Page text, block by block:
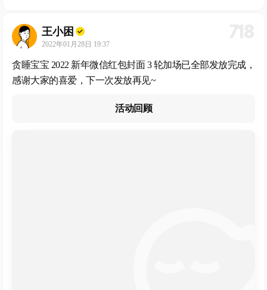
王小困
2022年01月28日 19:37
贪睡宝宝 2022 新年微信红包封面 3 轮加场已全部发放完成，
感谢大家的喜爱，下一次发放再见~
活动回顾